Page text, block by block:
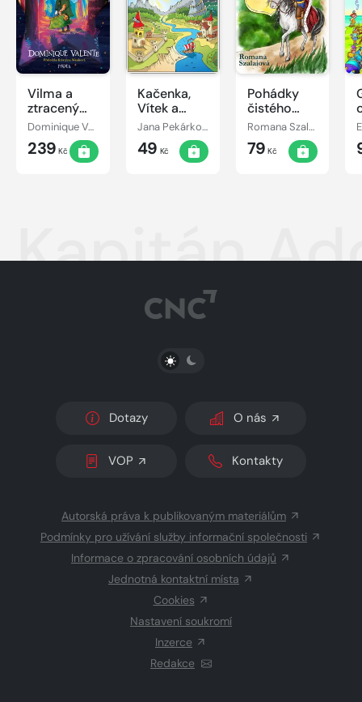
Vilma a
ztracený
den
Dominique Valente
239 Kč
Kačenka,
Vítek a
jejich
pohádkové
dobrodružství
Jana Pekárková
49 Kč
Pohádky
čistého
srdce
Romana Szalaiová
79 Kč
Kapitán
PŘEPNOUT SVĚTLÝ/TMAVÝ REŽIM
Dotazy O nás
VOP Kontakty
Autorská práva k publikovaným materiálům
Podmínky pro užívání služby informační společnosti
Informace o zpracování osobních údajů
Jednotná kontaktní místa
Cookies
Nastavení soukromí
Inzerce
Redakce